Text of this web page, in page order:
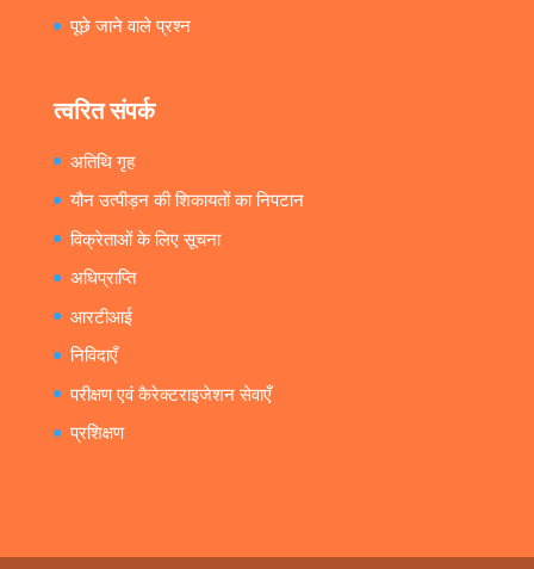
पूछे जाने वाले प्रश्न
त्वरित संपर्क
अतिथि गृह
यौन उत्पीड़न की शिकायतों का निपटान
विक्रेताओं के लिए सूचना
अधिप्राप्ति
आरटीआई
निविदाएँ
परीक्षण एवं कैरेक्टराइजेशन सेवाएँ
प्रशिक्षण